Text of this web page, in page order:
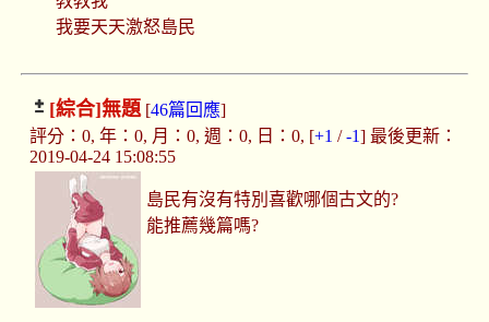
我要天天激怒島民
[綜合]無題[46篇回應]
評分：0, 年：0, 月：0, 週：0, 日：0, [+1 /-1] 最後更新：
2019-04-24 15:08:55
島民有沒有特別喜歡哪個古文的?
能推薦幾篇嗎?